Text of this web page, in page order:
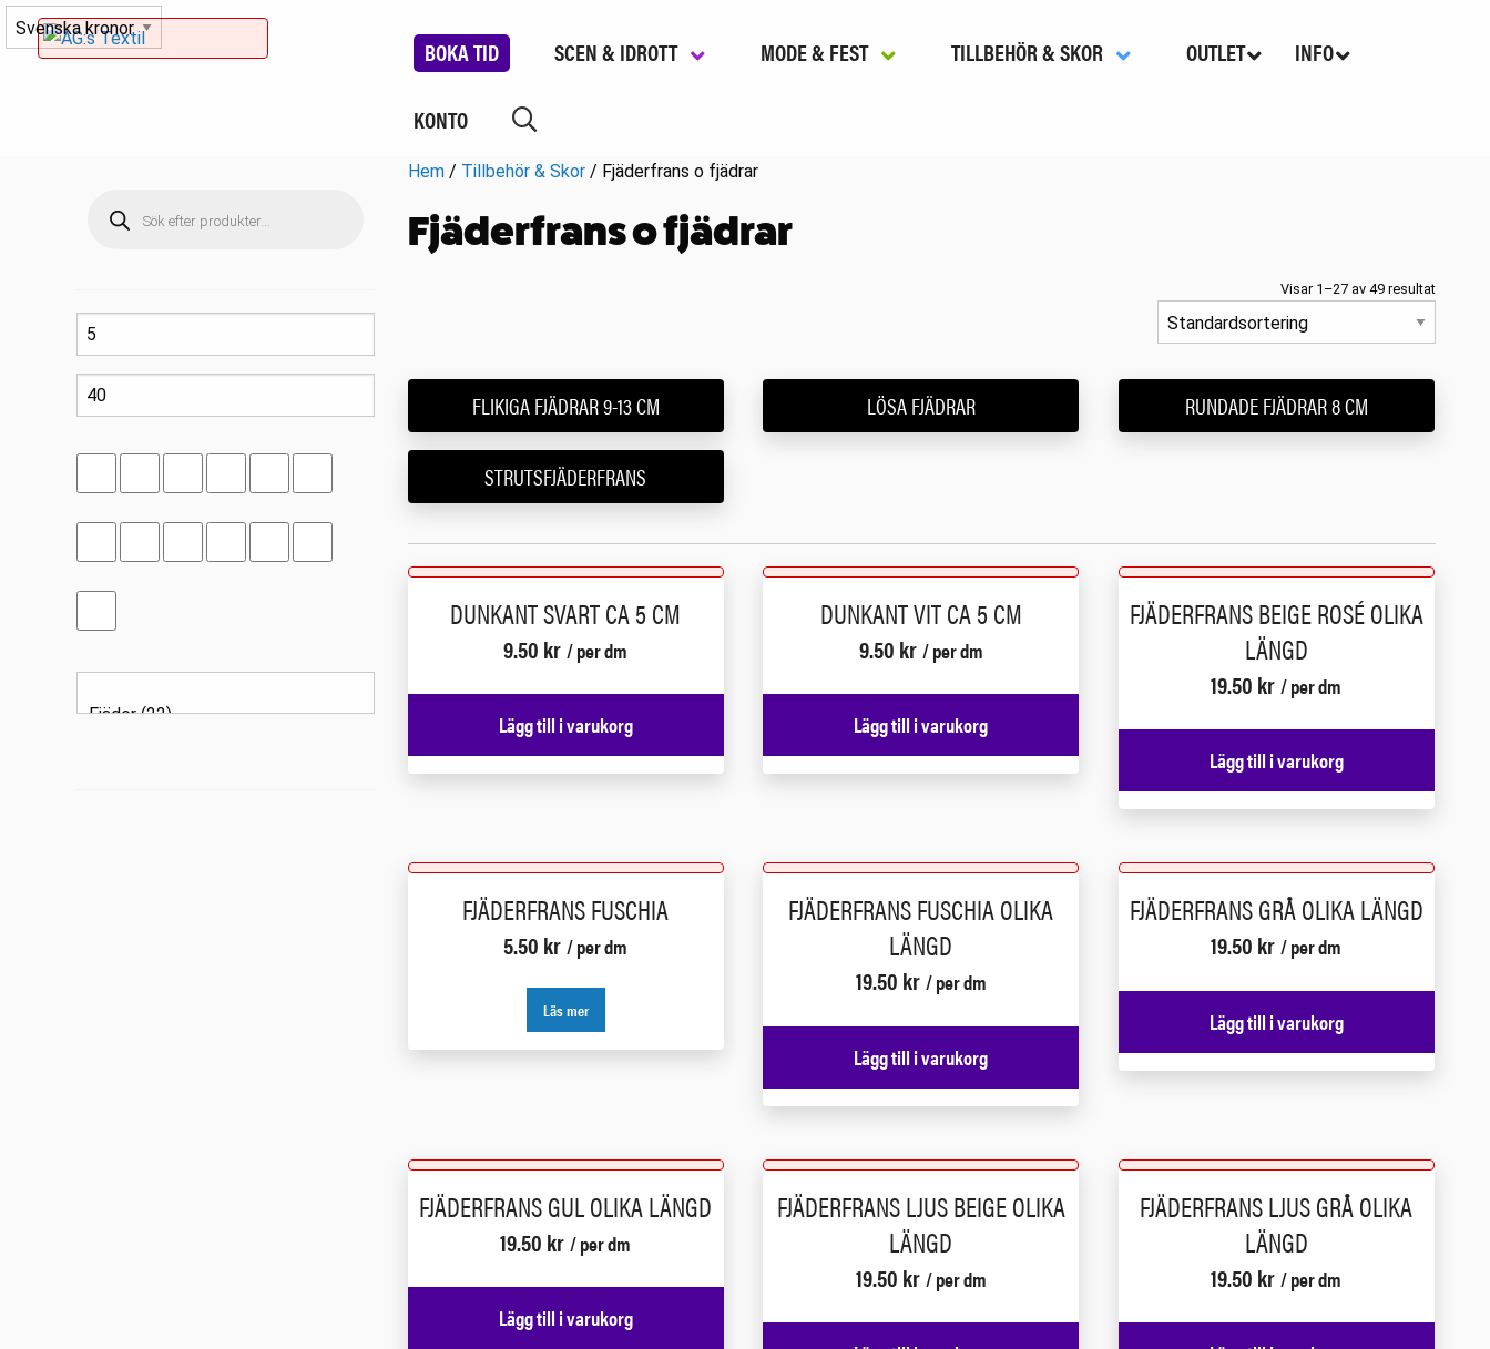
BOKA TID SCEN & IDROTT MODE & FEST TILLBEHÖR & SKOR OUTLET INFO
KONTO
Hem/ Tillbehör & Skor/ Fjäderfrans o fjädrar
Fjäderfrans o fjädrar
Visar 1–27 av 49 resultat
FLIKIGA FJÄDRAR 9-13 CM LÖSA FJÄDRAR RUNDADE FJÄDRAR 8 CM
STRUTSFJÄDERFRANS
DUNKANT SVART CA 5 CM
9.50 kr / per dm
Lägg till i varukorg
DUNKANT VIT CA 5 CM
9.50 kr / per dm
Lägg till i varukorg
FJÄDERFRANS BEIGE ROSÉ OLIKA
LÄNGD
19.50 kr / per dm
Lägg till i varukorg
FJÄDERFRANS FUSCHIA
5.50 kr / per dm
Läs mer
FJÄDERFRANS FUSCHIA OLIKA
LÄNGD
19.50 kr / per dm
Lägg till i varukorg
FJÄDERFRANS GRÅ OLIKA LÄNGD
19.50 kr / per dm
Lägg till i varukorg
FJÄDERFRANS GUL OLIKA LÄNGD
19.50 kr / per dm
Lägg till i varukorg
FJÄDERFRANS LJUS BEIGE OLIKA
LÄNGD
19.50 kr / per dm
FJÄDERFRANS LJUS GRÅ OLIKA
LÄNGD
19.50 kr / per dm